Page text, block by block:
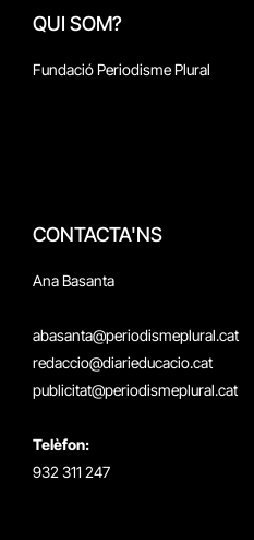
QUI SOM?
Fundació Periodisme Plural
CONTACTA'NS
Ana Basanta
abasanta@periodismeplural.cat
redaccio@diarieducacio.cat
publicitat@periodismeplural.cat
Telèfon:
932 311 247